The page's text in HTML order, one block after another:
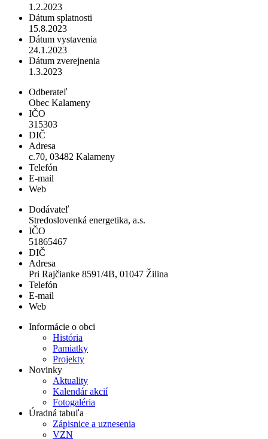
1.2.2023
Dátum splatnosti
15.8.2023
Dátum vystavenia
24.1.2023
Dátum zverejnenia
1.3.2023
Odberateľ
Obec Kalameny
IČO
315303
DIČ
Adresa
c.70, 03482 Kalameny
Telefón
E-mail
Web
Dodávateľ
Stredoslovenká energetika, a.s.
IČO
51865467
DIČ
Adresa
Pri Rajčianke 8591/4B, 01047 Žilina
Telefón
E-mail
Web
Informácie o obci
História
Pamiatky
Projekty
Novinky
Aktuality
Kalendár akcií
Fotogaléria
Úradná tabuľa
Zápisnice a uznesenia
VZN